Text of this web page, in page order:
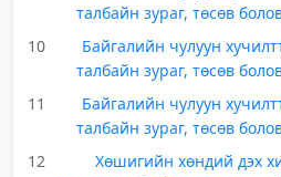
талбайн зураг, төсөв
10
Байгалийн чулуун
талбайн зураг, төсөв
11
Байгалийн чулуун
талбайн зураг, төсөв
12
Хөшигийн хөндий дэх